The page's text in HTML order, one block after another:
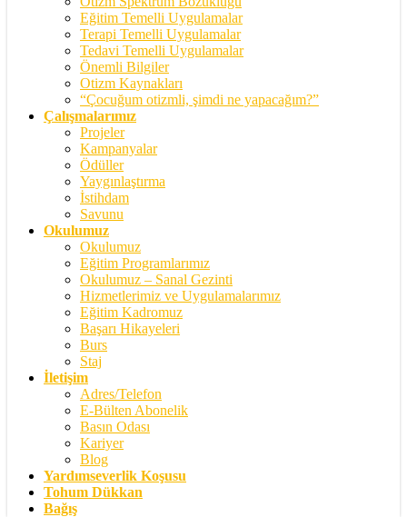
Eğitim Temelli Uygulamalar
Terapi Temelli Uygulamalar
Tedavi Temelli Uygulamalar
Önemli Bilgiler
Otizm Kaynakları
“Çocuğum otizmli, şimdi ne yapacağım?”
Çalışmalarımız
Projeler
Kampanyalar
Ödüller
Yaygınlaştırma
İstihdam
Savunu
Okulumuz
Okulumuz
Eğitim Programlarımız
Okulumuz – Sanal Gezinti
Hizmetlerimiz ve Uygulamalarımız
Eğitim Kadromuz
Başarı Hikayeleri
Burs
Staj
İletişim
Adres/Telefon
E-Bülten Abonelik
Basın Odası
Kariyer
Blog
Yardımseverlik Koşusu
Tohum Dükkan
Bağış